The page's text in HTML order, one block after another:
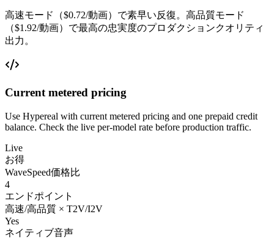
高速モード（$0.72/動画）で素早い反復。高品質モード
（$1.92/動画）で最高の忠実度のプロダクションクオリティ
出力。
Current metered pricing
Use Hypereal with current metered pricing and one prepaid credit
balance. Check the live per-model rate before production traffic.
Live
お得
WaveSpeed価格比
4
エンドポイント
高速/高品質 × T2V/I2V
Yes
ネイティブ音声